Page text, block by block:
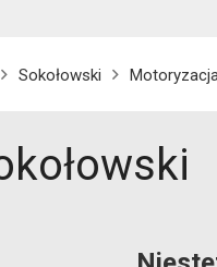
Sokołowski